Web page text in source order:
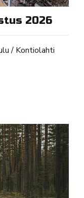
2026
/ Kontiolahti